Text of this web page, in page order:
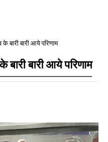
के बारी बारी आये परिणाम
बारी बारी आये परिणाम